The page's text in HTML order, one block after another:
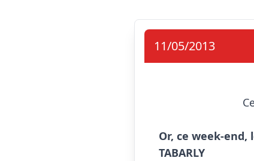
11/05/2013
Or, ce week-
TABARLY